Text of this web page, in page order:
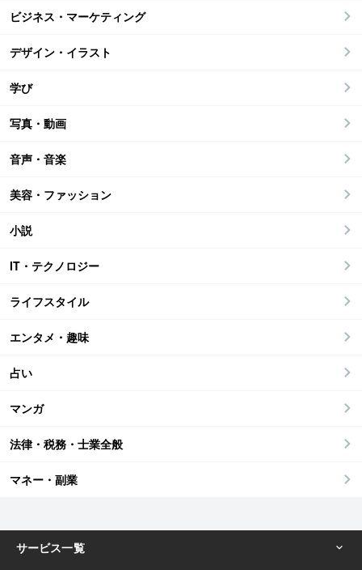
ビジネス・マーケティング
デザイン・イラスト
学び
写真・動画
音声・音楽
美容・ファッション
小説
IT・テクノロジー
ライフスタイル
エンタメ・趣味
占い
マンガ
法律・税務・士業全般
マネー・副業